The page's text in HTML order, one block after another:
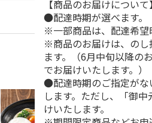
【商品のお届けについて】
●配達時期が選べます。
※一部商品は、配達希望
※商品のお届けは、のし
ます。（6月中旬以降の
でお届けいたします。）
●配達時期のご指定がな
します。ただし、「御
けいたします。